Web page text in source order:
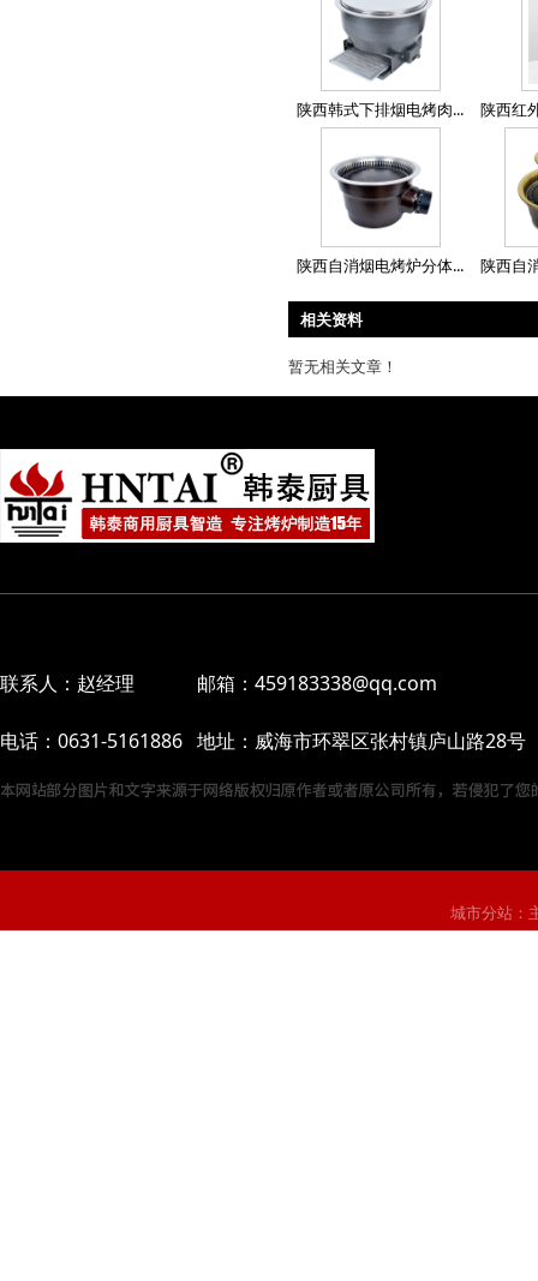
陕西韩式下排烟电烤肉... 陕西红
陕西自消烟电烤炉分体... 陕西自
相关资料
暂无相关文章！
联系人：赵经理 邮箱：459183338@qq.com
电话：0631-5161886 地址：威海市环翠区张村镇庐山路28号
城市分站：